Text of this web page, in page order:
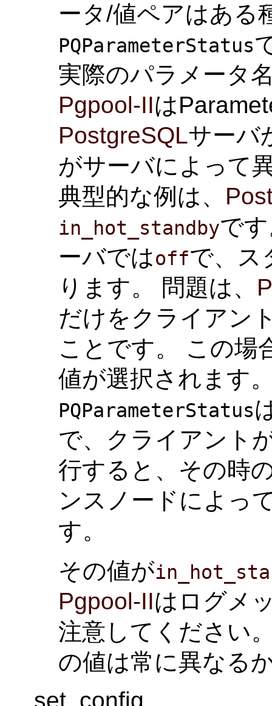
ータ/値ペアはある
PQParameterStatus
実際のパラメータ
Pgpool-IIは
PostgreSQLサーバ
がサーバによって
典型的な例は、
in_hot_standbyで
ーバではoffで、ス
ります。 問題は、
だけをクライアン
ことです。 この場
値が選択されます
PQParameterStatus
で、クライアント
行すると、その時
ンスノードによっ
す。
その値が
Pgpool-IIはログメ
注意してください
の値は常に異なる
set_config